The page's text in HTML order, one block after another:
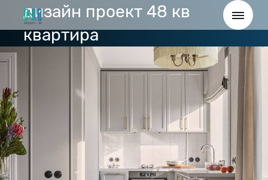
дизайн проект 48 кв
квартира